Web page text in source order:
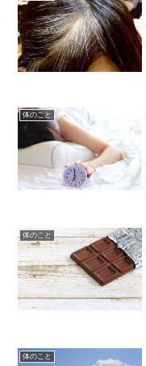
体のこと
体のこと
体のこと